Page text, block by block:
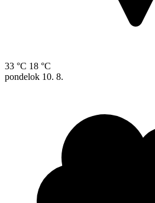
33 °C 18 °C
pondelok 10. 8.